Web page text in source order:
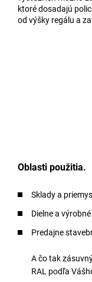
ktoré dosadajú
od výšky regálu a
Oblasti použitia.
Sklady a
Dielne a
Predajne
A čo tak
RAL podľa